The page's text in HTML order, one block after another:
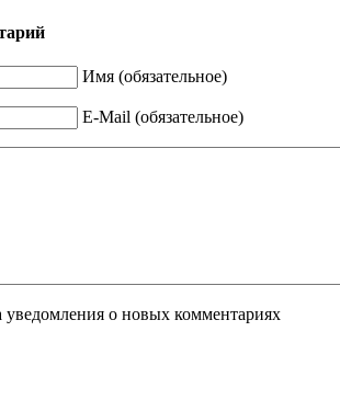
Имя (обязательное)
E-Mail (обязательное)
уведомления о новых комментариях